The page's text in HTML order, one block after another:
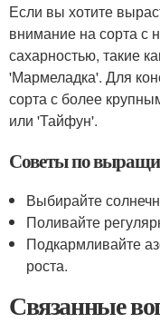
Если вы хотите
внимание на сорта с
сахарностью, такие
'Мармеладка'. Для
сорта с более
или 'Тайфун'.
Советы по
Выбирайте
Поливайте
Подкармливайте
роста.
Связанные